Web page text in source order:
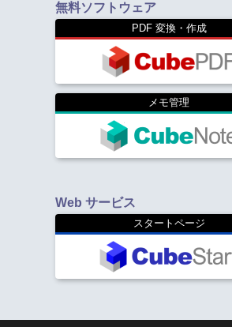
無料ソフトウェア
PDF 変換・作成
メモ管理
Web サービス
スタートページ